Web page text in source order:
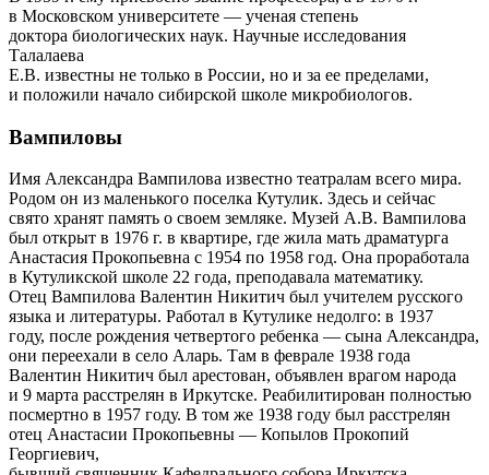
в Московском университете — ученая степень
доктора биологических наук. Научные исследования
Талалаева
Е.В. известны не только в России, но и за ее пределами,
и положили начало сибирской школе микробиологов.
Вампиловы
Имя Александра Вампилова известно театралам всего мира.
Родом он из маленького поселка Кутулик. Здесь и сейчас
свято хранят память о своем земляке. Музей А.В. Вампилова
был открыт в 1976 г. в квартире, где жила мать драматурга
Анастасия Прокопьевна с 1954 по 1958 год. Она проработала
в Кутуликской школе 22 года, преподавала математику.
Отец Вампилова Валентин Никитич был учителем русского
языка и литературы. Работал в Кутулике недолго: в 1937
году, после рождения четвертого ребенка — сына Александра,
они переехали в село Аларь. Там в феврале 1938 года
Валентин Никитич был арестован, объявлен врагом народа
и 9 марта расстрелян в Иркутске. Реабилитирован полностью
посмертно в 1957 году. В том же 1938 году был расстрелян
отец Анастасии Прокопьевны — Копылов Прокопий
Георгиевич,